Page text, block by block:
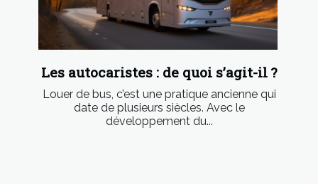
Les autocaristes : de quoi s’agit-il ?
Louer de bus, c’est une pratique ancienne qui
date de plusieurs siècles. Avec le
développement du...